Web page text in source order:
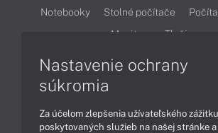
Notebooky Stolné počítače
Monitory
Tlačiarne
Technológie
Videá
Nastavenie ochrany
súkromia
Za účelom zlepšenia užívateľského
poskytovaných služieb na našej stránke a